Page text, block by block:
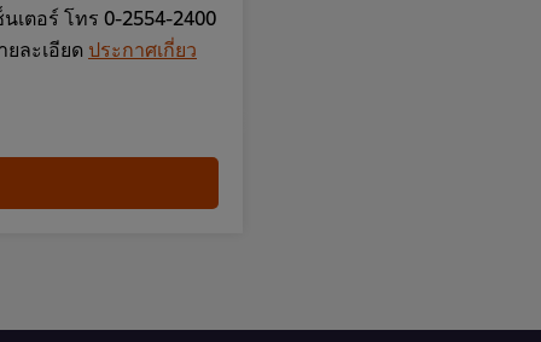
เตอร์ โทร 0-2554-2400
ละเอียด ประกาศเกี่ยว